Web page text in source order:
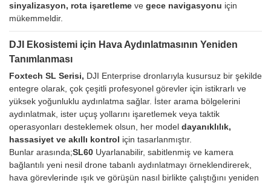
sinyalizasyon, rota işaretleme ve gece navigasyonu için
mükemmeldir.
DJI Ekosistemi için Hava Aydınlatmasının Yeniden
Tanımlanması
Foxtech SL Serisi, DJI Enterprise dronlarıyla kusursuz bir şekilde
entegre olarak, çok çeşitli profesyonel görevler için istikrarlı ve
yüksek yoğunluklu aydınlatma sağlar. İster arama bölgelerini
aydınlatmak, ister uçuş yollarını işaretlemek veya taktik
operasyonları desteklemek olsun, her model dayanıklılık,
hassasiyet ve akıllı kontrol için tasarlanmıştır.
Bunlar arasında;SL60 Uyarlanabilir, sabitlenmiş ve kamera
bağlantılı yeni nesil drone tabanlı aydınlatmayı örneklendirerek,
hava görevlerinde ışık ve görüşün nasıl birlikte çalıştığını yeniden